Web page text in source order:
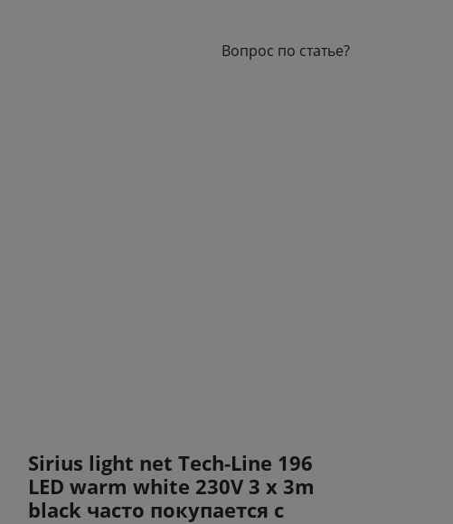
Вопрос по статье?
Sirius light net Tech-Line 196
LED warm white 230V 3 x 3m
black часто покупается с